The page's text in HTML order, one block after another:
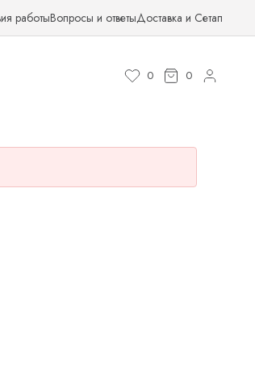
работыВопросы и ответыДоставка и Сетап
0 0